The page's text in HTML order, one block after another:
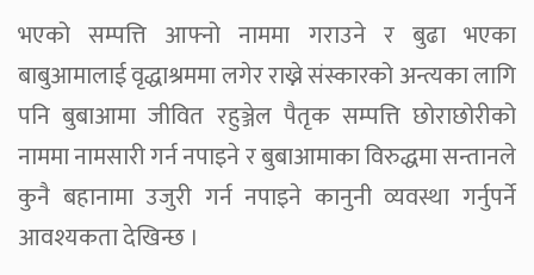
भएको सम्पत्ति आफ्नो नाममा गराउने र बुढा भएका
बाबुआमालाई वृद्धाश्रममा लगेर राख्ने संस्कारको अन्त्यका लागि
पनि बुबाआमा जीवित रहुञ्जेल पैतृक सम्पत्ति छोराछोरीको
नाममा नामसारी गर्न नपाइने र बुबाआमाका विरुद्धमा सन्तानले
कुनै बहानामा उजुरी गर्न नपाइने कानुनी व्यवस्था गर्नुपर्ने
आवश्यकता देखिन्छ ।